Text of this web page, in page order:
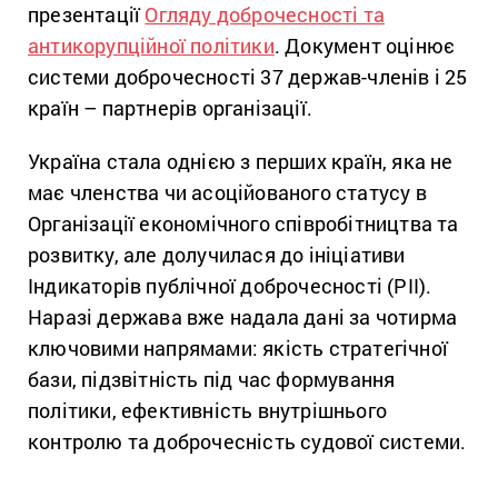
презентаціїОгляду доброчесності та
антикорупційної політики. Документ оцінює
системи доброчесності 37 держав-членів і 25
країн – партнерів організації.
Україна стала однією з перших країн, яка не
має членства чи асоційованого статусу в
Організації економічного співробітництва та
розвитку, але долучилася до ініціативи
Індикаторів публічної доброчесності (PII).
Наразі держава вже надала дані за чотирма
ключовими напрямами: якість стратегічної
бази, підзвітність під час формування
політики, ефективність внутрішнього
контролю та доброчесність судової системи.